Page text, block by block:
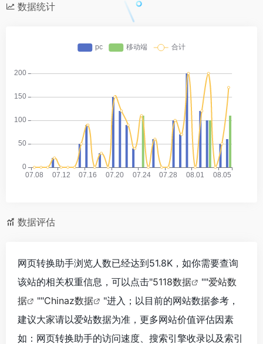
数据统计
数据评估
网页转换助手浏览人数已经达到51.8K，如你需要查询
该站的相关权重信息，可以点击"5118数据 ""爱站数
据
""Chinaz数据
"进入；以目前的网站数据参考，
建议大家请以爱站数据为准，更多网站价值评估因素
如：网页转换助手的访问速度、搜索引擎收录以及索引